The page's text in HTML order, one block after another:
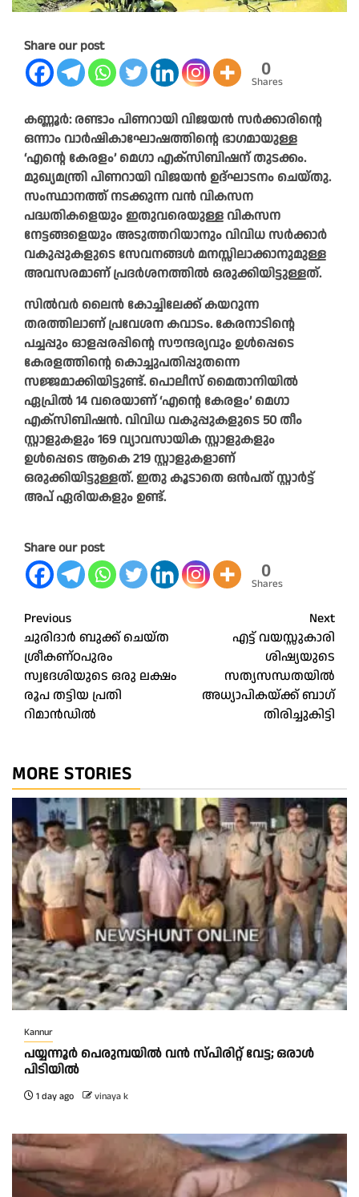
Share our post
0
Shares
കണ്ണൂർ: രണ്ടാം പിണറായി വിജയൻ സർക്കാരിന്റെ
ഒന്നാം വാർഷികാഘോഷത്തിന്റെ ഭാഗമായുള്ള
‘എന്റെ കേരളം’ മെഗാ എക്‌സിബിഷന് തുടക്കം.
മുഖ്യമന്ത്രി പിണറായി വിജയൻ ഉദ്ഘാടനം ചെയ്തു.
സംസ്ഥാനത്ത് നടക്കുന്ന വൻ വികസന
പദ്ധതികളെയും ഇതുവരെയുള്ള വികസന
നേട്ടങ്ങളെയും അടുത്തറിയാനും വിവിധ സർക്കാർ
വകുപ്പുകളുടെ സേവനങ്ങൾ മനസ്സിലാക്കാനുമുള്ള
അവസരമാണ് പ്രദർശനത്തിൽ ഒരുക്കിയിട്ടുള്ളത്.
സിൽവർ ലൈൻ കോച്ചിലേക്ക് കയറുന്ന
തരത്തിലാണ് പ്രവേശന കവാടം. കേരനാടിന്റെ
പച്ചപ്പും ഓളപ്പരപ്പിന്റെ സൗന്ദര്യവും ഉൾപ്പെടെ
കേരളത്തിന്റെ കൊച്ചുപതിപ്പുതന്നെ
സജ്ജമാക്കിയിട്ടുണ്ട്. പൊലീസ് മൈതാനിയിൽ
ഏപ്രിൽ 14 വരെയാണ് ‘എന്റെ കേരളം’ മെഗാ
എക്‌സിബിഷൻ.‌ വിവിധ വകുപ്പുകളുടെ 50 തീം
സ്റ്റാളുകളും 169 വ്യാവസായിക സ്റ്റാളുകളും
ഉൾപ്പെടെ ആകെ 219 സ്റ്റാളുകളാണ്
ഒരുക്കിയിട്ടുള്ളത്. ഇതു കൂടാതെ ഒൻപത് സ്റ്റാർട്ട്
അപ് ഏരിയകളും ഉണ്ട്.
Share our post
0
Shares
Post
navigation
Previous
ചുരിദാർ ബുക്ക് ചെയ്ത
ശ്രീകണ്ഠപുരം
സ്വദേശിയുടെ ഒരു ലക്ഷം
രൂപ തട്ടിയ പ്രതി
റിമാൻഡിൽ
Next
എട്ട് വയസ്സുകാരി
ശിഷ്യയുടെ
സത്യസന്ധതയിൽ
അധ്യാപികയ്‌ക്ക്‌ ബാഗ്
തിരിച്ചുകിട്ടി
MORE STORIES
Kannur
പയ്യന്നൂർ പെരുമ്പയിൽ വൻ സ്‌പിരിറ്റ് വേട്ട; ഒരാൾ
പിടിയിൽ
1 day ago vinaya k